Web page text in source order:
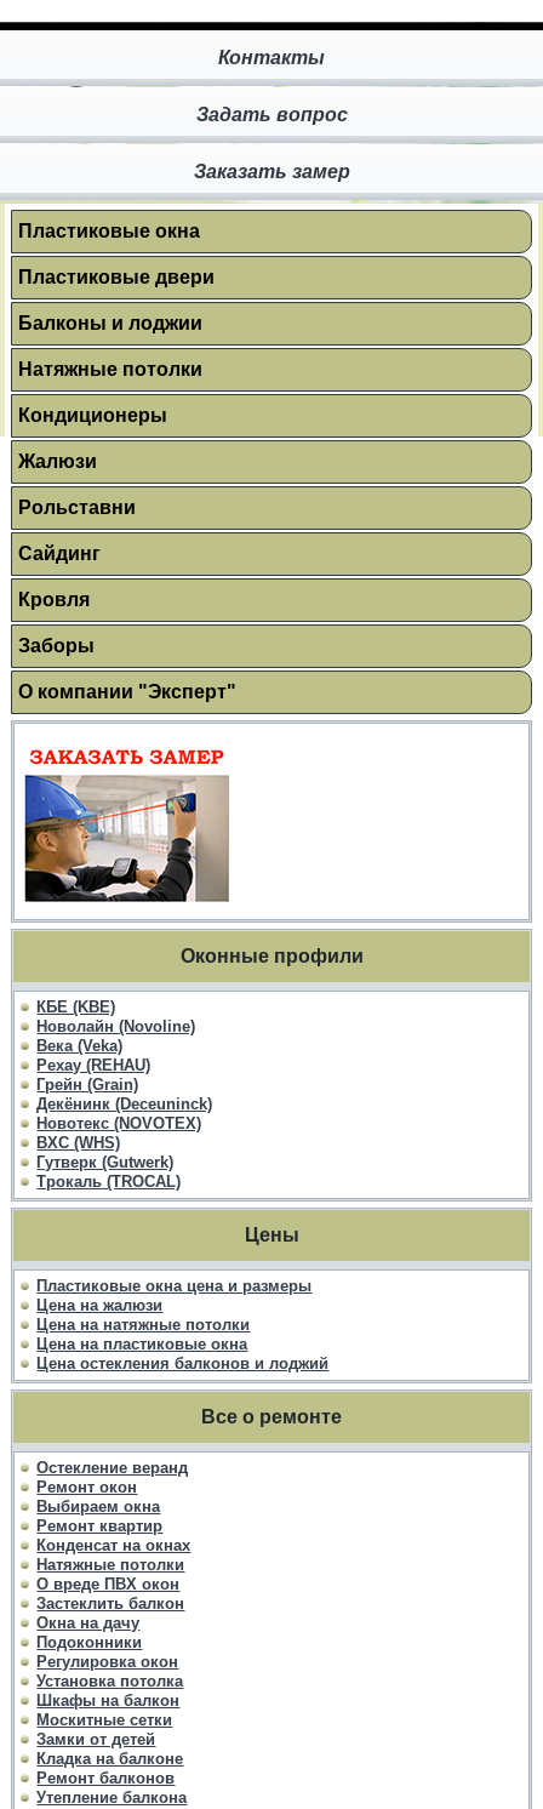
Контакты
Задать вопрос
Заказать замер
Пластиковые окна
Пластиковые двери
Балконы и лоджии
Натяжные потолки
Кондиционеры
Жалюзи
Рольставни
Сайдинг
Кровля
Заборы
О компании "Эксперт"
Оконные профили
КБЕ (KBE)
Новолайн (Novoline)
Века (Veka)
Рехау (REHAU)
Грейн (Grain)
Декёнинк (Deceuninck)
Новотекс (NOVOTEX)
ВХС (WHS)
Гутверк (Gutwerk)
Трокаль (TROCAL)
Цены
Пластиковые окна цена и размеры
Цена на жалюзи
Цена на натяжные потолки
Цена на пластиковые окна
Цена остекления балконов и лоджий
Все о ремонте
Остекление веранд
Ремонт окон
Выбираем окна
Ремонт квартир
Конденсат на окнах
Натяжные потолки
О вреде ПВХ окон
Застеклить балкон
Окна на дачу
Подоконники
Регулировка окон
Установка потолка
Шкафы на балкон
Москитные сетки
Замки от детей
Кладка на балконе
Ремонт балконов
Утепление балкона